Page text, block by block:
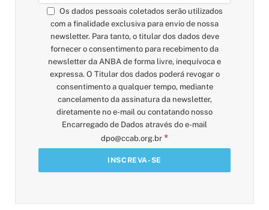
Os dados pessoais coletados serão utilizados
com a finalidade exclusiva para envio de nossa
newsletter. Para tanto, o titular dos dados deve
fornecer o consentimento para recebimento da
newsletter da ANBA de forma livre, inequívoca e
expressa. O Titular dos dados poderá revogar o
consentimento a qualquer tempo, mediante
cancelamento da assinatura da newsletter,
diretamente no e-mail ou contatando nosso
Encarregado de Dados através do e-mail
dpo@ccab.org.br *